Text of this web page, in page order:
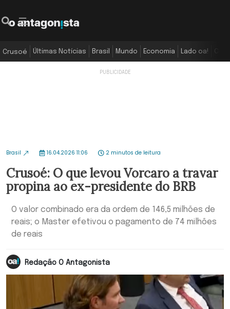
Crusoé Últimas Notícias Brasil Mundo Economia Lado oa!
Brasil 16.04.2026 11:06 2 minutos de leitura
Crusoé: O que levou Vorcaro a travar
propina ao ex-presidente do BRB
O valor combinado era da ordem de 146,5 milhões de
reais; o Master efetivou o pagamento de 74 milhões
de reais
Redação O Antagonista